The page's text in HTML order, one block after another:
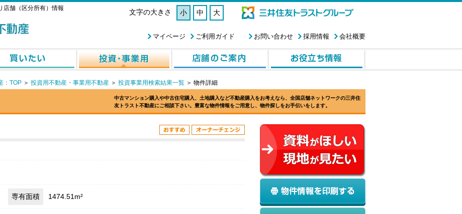
店舗（区分所有）情報 文字の大きさ 小 中 大
会社概要
採用情報
お問い合わせ
ご利用ガイド
マイページ
：TOP ＞ 投資用不動産・事業用不動産 ＞ 投資事業用検索結果一覧 ＞ 物件詳細
中古マンション購入や中古住宅購入、土地購入など不動産購入をお考えなら、全国店舗ネットワークの三井住
友トラスト不動産にご相談下さい。豊富な物件情報をご用意し、物件探しをお手伝いをします。
専有面積 1474.51m²